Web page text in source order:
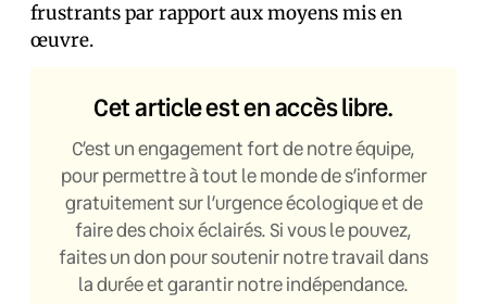
frustrants par rapport aux moyens mis en
œuvre.
Cet article est en accès libre.
C’est un engagement fort de notre équipe,
pour permettre à tout le monde de s’informer
gratuitement sur l’urgence écologique et de
faire des choix éclairés. Si vous le pouvez,
faites un don pour soutenir notre travail dans
la durée et garantir notre indépendance.